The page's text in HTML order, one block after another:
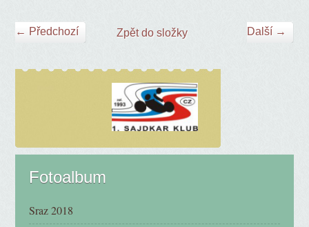
← Předchozí Další →
Zpět do složky
Fotoalbum
Sraz 2018